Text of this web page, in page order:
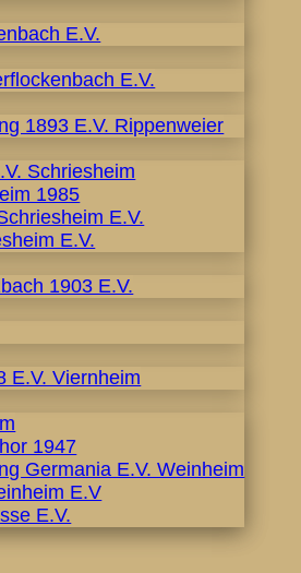
E.V.
E.V.
1893 E.V. Rippenweier
Schriesheim
1985
E.V.
E.V.
1903 E.V.
E.V. Viernheim
1947
Germania E.V. Weinheim
E.V
E.V.